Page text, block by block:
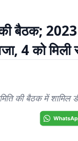
की बैठक;
4 को मिली
की बैठक में शामिल